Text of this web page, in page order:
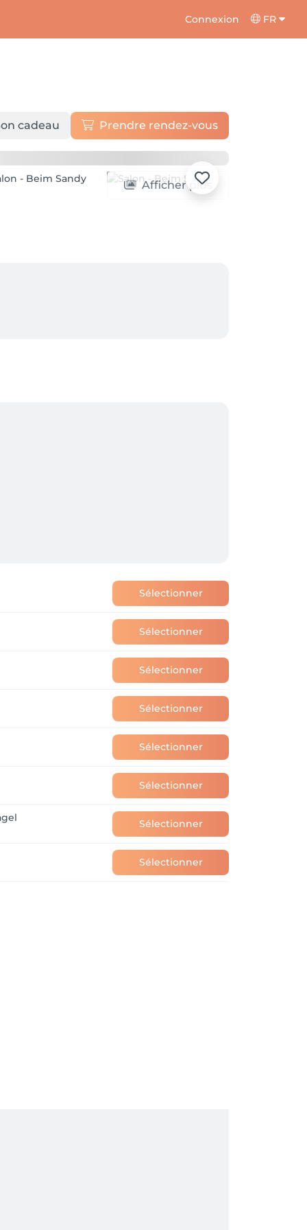
Connexion FR
cadeau Prendre rendez-vous
Afficher plus
Sélectionner
Sélectionner
Sélectionner
Sélectionner
Sélectionner
Sélectionner
Sélectionner
Sélectionner